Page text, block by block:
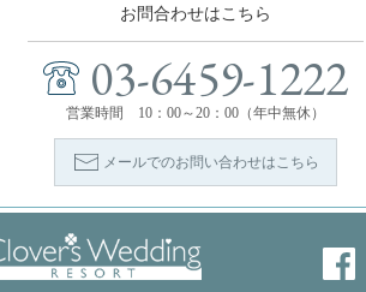
お問合わせはこちら
03-6459-1222
営業時間 10：00～20：00（年中無休）
メールでのお問い合わせはこちら